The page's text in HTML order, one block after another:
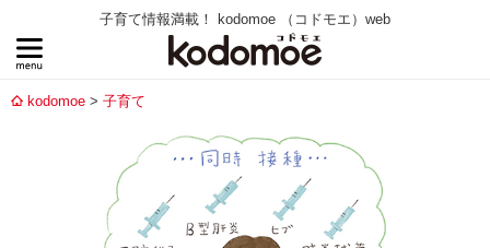
子育て情報満載！ kodomoe （コドモエ）web
kodomoe 子育て